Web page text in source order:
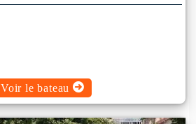
Rafraichisseur d'Air
Voir le bateau